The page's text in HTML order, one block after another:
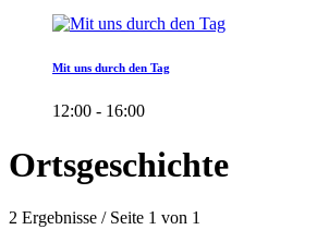
Mit uns durch den Tag
12:00 - 16:00
Ortsgeschichte
2 Ergebnisse / Seite 1 von 1